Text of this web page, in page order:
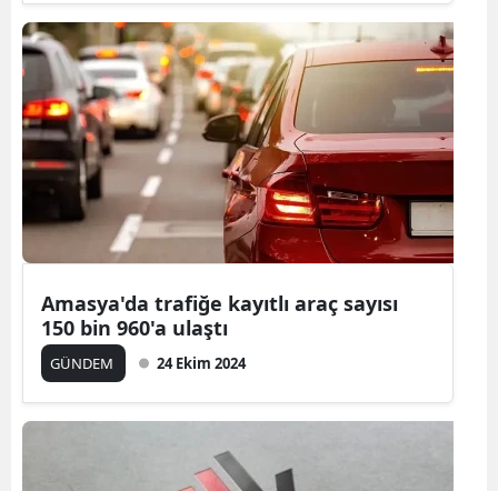
Amasya'da trafiğe kayıtlı araç sayısı
150 bin 960'a ulaştı
GÜNDEM 24 Ekim 2024